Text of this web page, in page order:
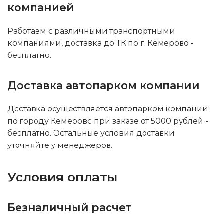
компанией
Работаем с различными транспортными
компаниями, доставка до ТК по г. Кемерово -
бесплатно.
Доставка автопарком компании
Доставка осуществляется автопарком компании
по городу Кемерово при заказе от 5000 рублей -
бесплатно. Остальные условия доставки
уточняйте у менеджеров.
Условия оплаты
Безналичный расчет